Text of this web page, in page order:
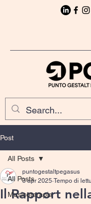
Post
All Posts
Musicoterapia
All Posts
Il Rapport
puntogestaltpegasus
3 apr 2025 Tempo di